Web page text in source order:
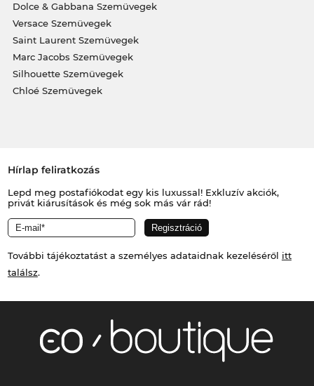
Dolce & Gabbana Szemüvegek
Versace Szemüvegek
Saint Laurent Szemüvegek
Marc Jacobs Szemüvegek
Silhouette Szemüvegek
Chloé Szemüvegek
Hírlap feliratkozás
Lepd meg postafiókodat egy kis luxussal! Exkluzív akciók,
privát kiárusítások és még sok más vár rád!
További tájékoztatást a személyes adataidnak kezeléséről itt
találsz.